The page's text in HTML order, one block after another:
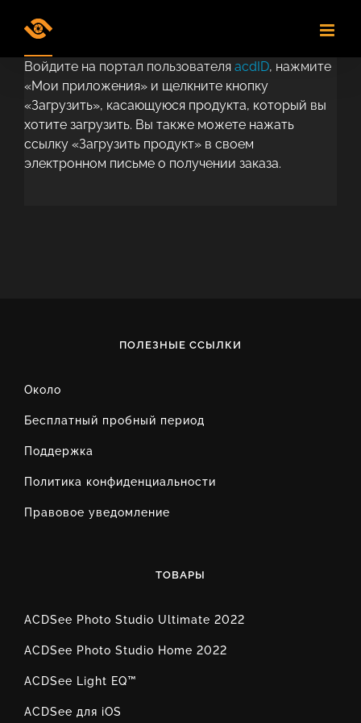
Войдите на портал пользователя acdID, нажмите
«Мои приложения» и щелкните кнопку
«Загрузить», касающуюся продукта, который вы
хотите загрузить. Вы также можете нажать
ссылку «Загрузить продукт» в своем
электронном письме о получении заказа.
ПОЛЕЗНЫЕ ССЫЛКИ
Около
Бесплатный пробный период
Поддержка
Политика конфиденциальности
Правовое уведомление
ТОВАРЫ
ACDSee Photo Studio Ultimate 2022
ACDSee Photo Studio Home 2022
ACDSee Light EQ™
ACDSee для iOS